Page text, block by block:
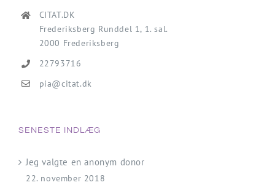
CITAT.DK
Frederiksberg Runddel 1, 1. sal.
2000 Frederiksberg
22793716
pia@citat.dk
SENESTE INDLÆG
Jeg valgte en anonym donor
22. november 2018